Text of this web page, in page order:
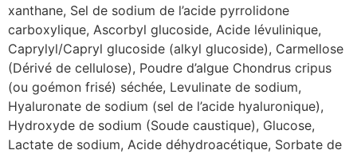
xanthane, Sel de sodium de l’acide pyrrolidone
carboxylique, Ascorbyl glucoside, Acide lévulinique,
Caprylyl/Capryl glucoside (alkyl glucoside), Carmellose
(Dérivé de cellulose), Poudre d’algue Chondrus cripus
(ou goémon frisé) séchée, Levulinate de sodium,
Hyaluronate de sodium (sel de l’acide hyaluronique),
Hydroxyde de sodium (Soude caustique), Glucose,
Lactate de sodium, Acide déhydroacétique, Sorbate de